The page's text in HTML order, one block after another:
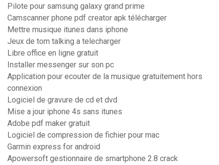
Pilote pour samsung galaxy grand prime
Camscanner phone pdf creator apk télécharger
Mettre musique itunes dans iphone
Jeux de tom talking a telecharger
Libre office en ligne gratuit
Installer messenger sur son pc
Application pour ecouter de la musique gratuitement hors
connexion
Logiciel de gravure de cd et dvd
Mise a jour iphone 4s sans itunes
Adobe pdf maker gratuit
Logiciel de compression de fichier pour mac
Garmin express for android
Apowersoft gestionnaire de smartphone 2.8 crack